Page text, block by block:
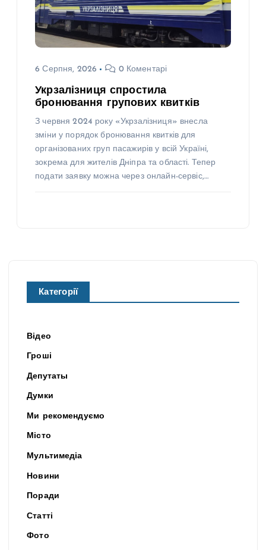
6 Серпня, 2026 0 Коментарі
Укрзалізниця спростила
бронювання групових квитків
З червня 2024 року «Укрзалізниця» внесла
зміни у порядок бронювання квитків для
організованих груп пасажирів у всій Україні,
зокрема для жителів Дніпра та області. Тепер
подати заявку можна через онлайн-сервіс,…
Категорії
Відео
Гроші
Депутаты
Думки
Ми рекомендуємо
Місто
Мультимедіа
Новини
Поради
Статті
Фото